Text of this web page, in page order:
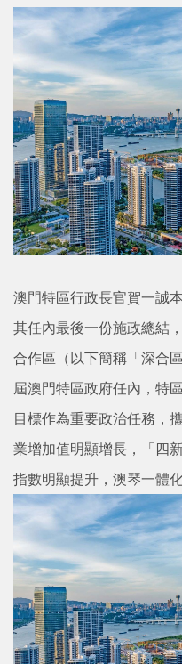
澳門特區行政長官賀一誠
其任內最後一份施政總結
合作區（以下簡稱「深合
屆澳門特區政府任內，特
目標作為重要政治任務，
業增加值明顯增長，「四
指數明顯提升，澳琴一體